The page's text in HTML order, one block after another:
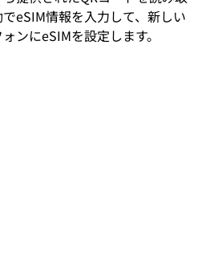
eSIM情報を入力して、新しい
ンにeSIMを設定します。